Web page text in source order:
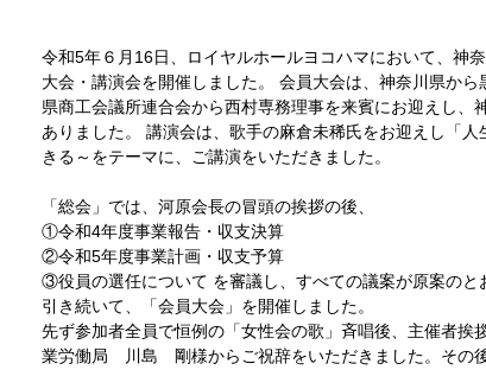
令和5年６月16日、ロイヤルホールヨコハマにおいて、神
大会・講演会を開催しました。 会員大会は、神奈川県か
県商工会議所連合会から西村専務理事を来賓にお迎えし、
ありました。 講演会は、歌手の麻倉未稀氏をお迎えし「
きる～をテーマに、ご講演をいただきました。
「総会」では、河原会長の冒頭の挨拶の後、
①令和4年度事業報告・収支決算
②令和5年度事業計画・収支予算
③役員の選任について を審議し、すべての議案が原案のと
引き続いて、「会員大会」を開催しました。
先ず参加者全員で恒例の「女性会の歌」斉唱後、主催者
業労働局 川島 剛様からご祝辞をいただきました。その